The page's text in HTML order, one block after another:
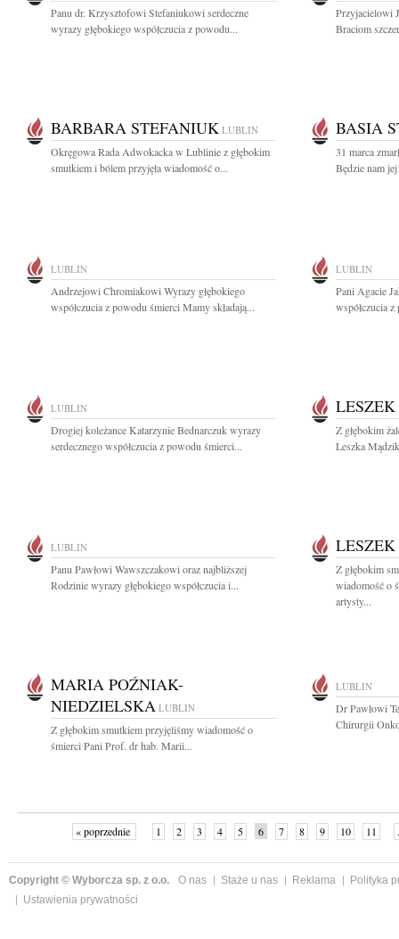
Panu dr. Krzysztofowi Stefaniukowi serdeczne
wyrazy głębokiego współczucia z powodu...
Przyjacielowi
Braciom
BARBARA STEFANIUK LUBLIN
Okręgowa Rada Adwokacka w Lublinie z głębokim
smutkiem i bólem przyjęła wiadomość o...
BASIA
31 marca
Będzie nam
LUBLIN
Andrzejowi Chromiakowi Wyrazy głębokiego
współczucia z powodu śmierci Mamy składają...
LUBLIN
Pani Agacie
współczucia
LUBLIN
Drogiej koleżance Katarzynie Bednarczuk wyrazy
serdecznego współczucia z powodu śmierci...
Z głębokim
Leszka
LUBLIN
Panu Pawłowi Wawszczakowi oraz najbliższej
Rodzinie wyrazy głębokiego współczucia i...
Z głębokim
wiadomość o
artysty...
MARIA POŹNIAK-
NIEDZIELSKA LUBLIN
Z głębokim smutkiem przyjęliśmy wiadomość o
śmierci Pani Prof. dr hab. Marii...
LUBLIN
Dr Pawłowi
Chirurgii
« poprzednie 1 2 3 4 5 6 7 8 9 10 11
Copyright © Wyborcza sp. z o.o. O nas Staże u nas Reklama
Polityka
Ustawienia prywatności